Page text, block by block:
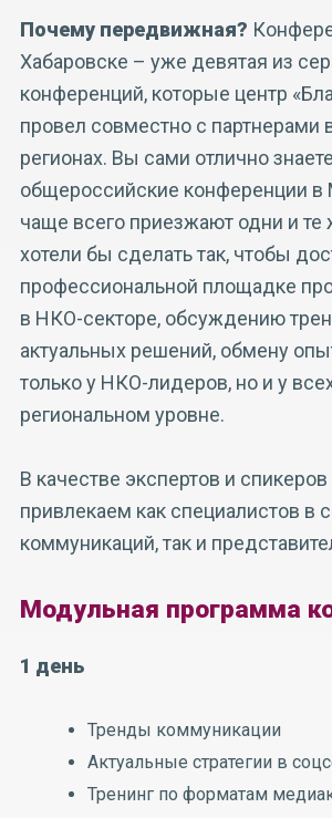
Почему передвижная?
Хабаровске – уже девятая из
конференций, которые центр
провел совместно с партнерами
регионах. Вы сами отлично
общероссийские конференции в
чаще всего приезжают одни и
хотели бы сделать так, чтобы
профессиональной площадке
в НКО-секторе, обсуждению
актуальных решений, обмену
только у НКО-лидеров, но и у
региональном уровне.
В качестве экспертов и
привлекаем как специалистов в
коммуникаций, так и
Модульная программа
1 день
Тренды коммуникации
Актуальные стратегии в
Тренинг по форматам